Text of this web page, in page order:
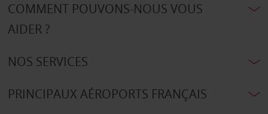
COMMENT POUVONS-NOUS VOUS
AIDER ?
NOS SERVICES
PRINCIPAUX AÉROPORTS FRANÇAIS